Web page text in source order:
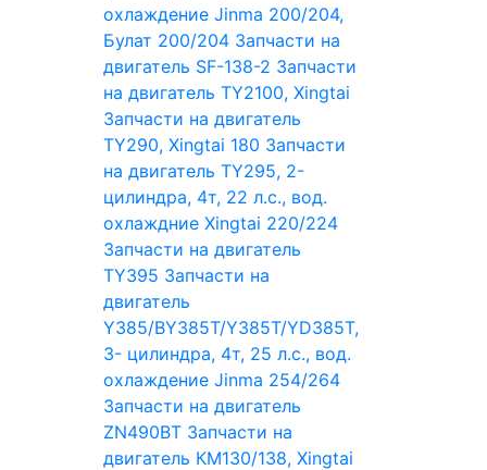
охлаждение Jinma 200/204,
Булат 200/204 Запчасти на
двигатель SF-138-2 Запчасти
на двигатель TY2100, Xingtai
Запчасти на двигатель
TY290, Xingtai 180 Запчасти
на двигатель TY295, 2-
цилиндра, 4т, 22 л.с., вод.
охлаждние Xingtai 220/224
Запчасти на двигатель
TY395 Запчасти на
двигатель
Y385/BY385T/Y385T/YD385T,
3- цилиндра, 4т, 25 л.с., вод.
охлаждение Jinma 254/264
Запчасти на двигатель
ZN490BT Запчасти на
двигатель КМ130/138, Xingtai